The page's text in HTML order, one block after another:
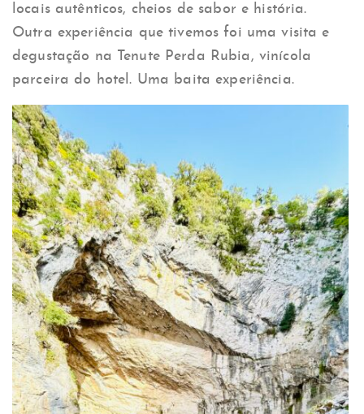
locais autênticos, cheios de sabor e história.
Outra experiência que tivemos foi uma visita e
degustação na Tenute Perda Rubia, vinícola
parceira do hotel. Uma baita experiência.